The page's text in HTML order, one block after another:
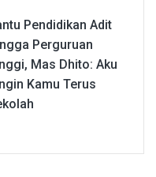
Pendidikan Adit
Perguruan
Mas Dhito: Aku
Kamu Terus